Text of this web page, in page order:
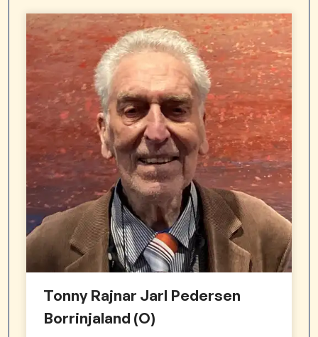
Tonny Rajnar Jarl Pedersen
Borrinjaland (O)​